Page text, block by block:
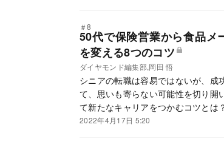
＃8
50代で保険営業から食品メ
を変える8つのコツ
ダイヤモンド編集部,岡田 悟
シニアの転職は容易ではないが、成
て、思いも寄らない可能性を切り開
て新たなキャリアをつかむコツとは
2022年4月17日 5:20